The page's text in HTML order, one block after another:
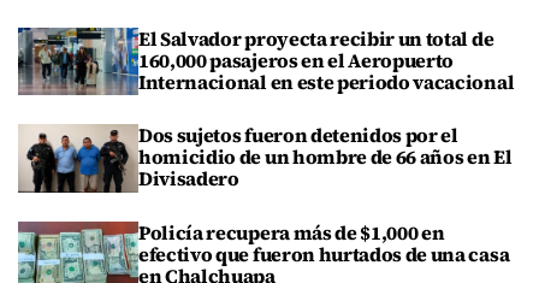
El Salvador proyecta recibir un total de
160,000 pasajeros en el Aeropuerto
Internacional en este periodo vacacional
Dos sujetos fueron detenidos por el
homicidio de un hombre de 66 años en El
Divisadero
Policía recupera más de $1,000 en
efectivo que fueron hurtados de una casa
en Chalchuapa